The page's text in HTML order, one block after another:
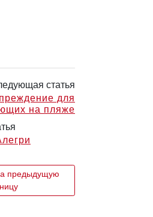
статья
для
на пляже
предыдущую